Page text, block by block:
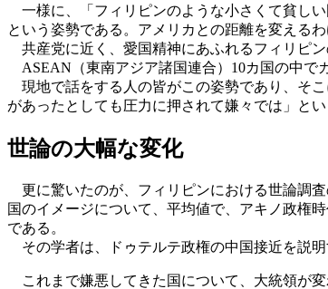
一様に、「フィリピンのような小さくて貧し
という姿勢である。アメリカとの距離を変える
共産党に近く、愛国精神にあふれるフィリピ
ASEAN（東南アジア諸国連合）10カ国の中で
現地で話をする人の皆がこの姿勢であり、そ
があったとしても圧力に押されて嫌々では」と
世論の大幅な変化
更に驚いたのが、フィリピンにおける世論調
国のイメージについて、平均値で、アキノ政権
である。
その学者は、ドゥテルテ政権の中国接近を説
これまで嫌悪してきた国について、大統領が